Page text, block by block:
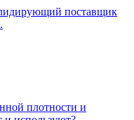
поставщик
плотности и